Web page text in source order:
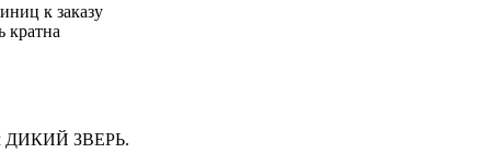
к заказу
кратна
ДИКИЙ ЗВЕРЬ.